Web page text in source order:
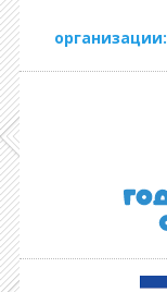
организации: